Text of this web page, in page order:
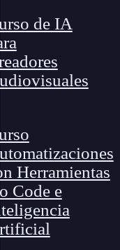
de IA
Herramientas
Code e